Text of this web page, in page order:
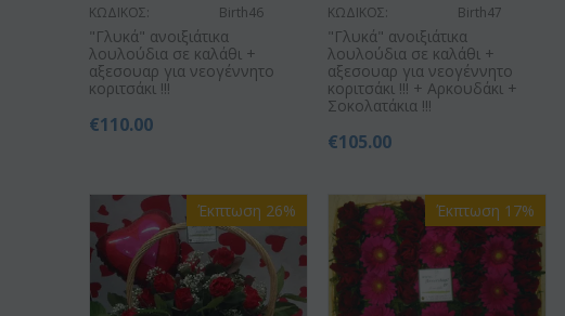
ΚΩΔΙΚΟΣ: Birth46
"Γλυκά" ανοιξιάτικα
λουλούδια σε καλάθι +
αξεσουαρ για νεογέννητο
κοριτσάκι !!!
€110.00
ΚΩΔΙΚΟΣ: Birth47
"Γλυκά" ανοιξιάτικα
λουλούδια σε καλάθι +
αξεσουαρ για νεογέννητο
κοριτσάκι !!! + Αρκουδάκι +
Σοκολατάκια !!!
€105.00
Έκπτωση 26% Έκπτωση 17%